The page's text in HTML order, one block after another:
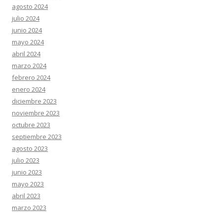
agosto 2024
julio 2024
junio 2024
mayo 2024
abril 2024
marzo 2024
febrero 2024
enero 2024
diciembre 2023
noviembre 2023
octubre 2023
septiembre 2023
agosto 2023
julio 2023
junio 2023
mayo 2023
abril 2023
marzo 2023